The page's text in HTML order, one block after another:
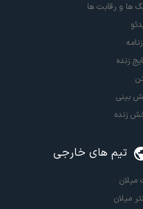
ها و رقابت ها
زنده
بینی
زنده
تیم های خارجی
میلان
میلان